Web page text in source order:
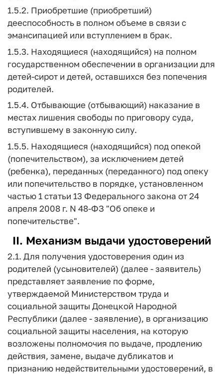
1.5.2. Приобретшие (приобретший)
дееспособность в полном объеме в связи с
эмансипацией или вступлением в брак.
1.5.3. Находящиеся (находящийся) на полном
государственном обеспечении в организации для
детей-сирот и детей, оставшихся без попечения
родителей.
1.5.4. Отбывающие (отбывающий) наказание в
местах лишения свободы по приговору суда,
вступившему в законную силу.
1.5.5. Находящиеся (находящийся) под опекой
(попечительством), за исключением детей
(ребенка), переданных (переданного) под опеку
или попечительство в порядке, установленном
частью 1 статьи 13 Федерального закона от 24
апреля 2008 г. N 48-ФЗ "Об опеке и
попечительстве".
II. Механизм выдачи удостоверений
2.1. Для получения удостоверения один из
родителей (усыновителей) (далее - заявитель)
представляет заявление по форме,
утверждаемой Министерством труда и
социальной защиты Донецкой Народной
Республики (далее - заявление), в организацию
социальной защиты населения, на которую
возложены полномочия по выдаче, продлению
действия, замене, выдаче дубликатов и
признанию недействительными удостоверений, в